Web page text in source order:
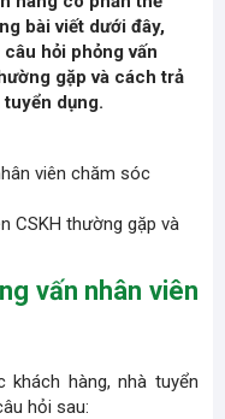
bài viết dưới đây,
hỏi phỏng vấn
gặp và cách trả
dụng.
viên chăm sóc
CSKH thường gặp và
vấn nhân viên
khách hàng, nhà tuyển
hỏi sau: